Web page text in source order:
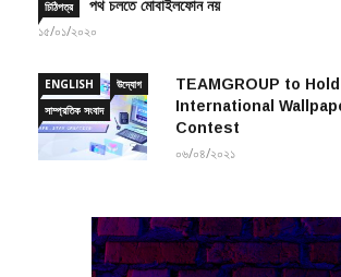
চিঠিপত্র পথ চলতে মোবাইলফোন নয়
ENGLISH
উদ্যোগ
সাম্প্রতিক সংবাদ
TEAMGROUP to
International
Contest